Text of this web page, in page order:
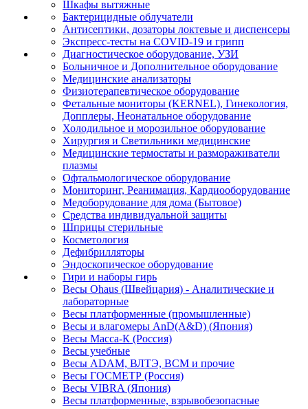
Шкафы вытяжные
Бактерицидные облучатели
Антисептики, дозаторы локтевые и диспенсеры
Экспресс-тесты на COVID-19 и грипп
Диагностическое оборудование, УЗИ
Больничное и Дополнительное оборудование
Медицинские анализаторы
Физиотерапевтическое оборудование
Фетальные мониторы (KERNEL), Гинекология,
Допплеры, Неонатальное оборудование
Холодильное и морозильное оборудование
Хирургия и Светильники медицинские
Медицинские термостаты и размораживатели
плазмы
Офтальмологическое оборудование
Мониторинг, Реанимация, Кардиооборудование
Медоборудование для дома (Бытовое)
Средства индивидуальной защиты
Шприцы стерильные
Косметология
Дефибрилляторы
Эндоскопическое оборудование
Гири и наборы гирь
Весы Ohaus (Швейцария) - Аналитические и
лабораторные
Весы платформенные (промышленные)
Весы и влагомеры AnD(A&D) (Япония)
Весы Масса-К (Россия)
Весы учебные
Весы ADAM, ВЛТЭ, BCM и прочие
Весы ГОСМЕТР (Россия)
Весы VIBRA (Япония)
Весы платформенные, взрывобезопасные